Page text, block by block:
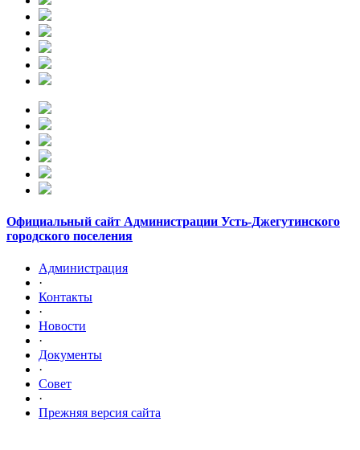
Официальный сайт Администрации Усть-Джегутинского
городского поселения
Администрация
·
Контакты
·
Новости
·
Документы
·
Совет
·
Прежняя версия сайта